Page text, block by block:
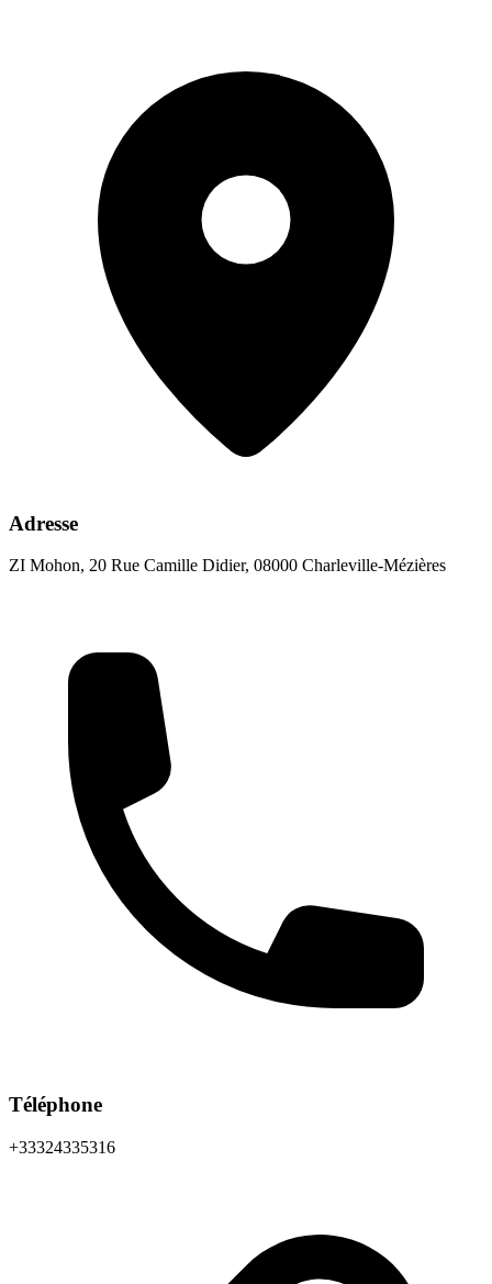
Adresse
ZI Mohon, 20 Rue Camille Didier, 08000 Charleville-Mézières
Téléphone
+33324335316